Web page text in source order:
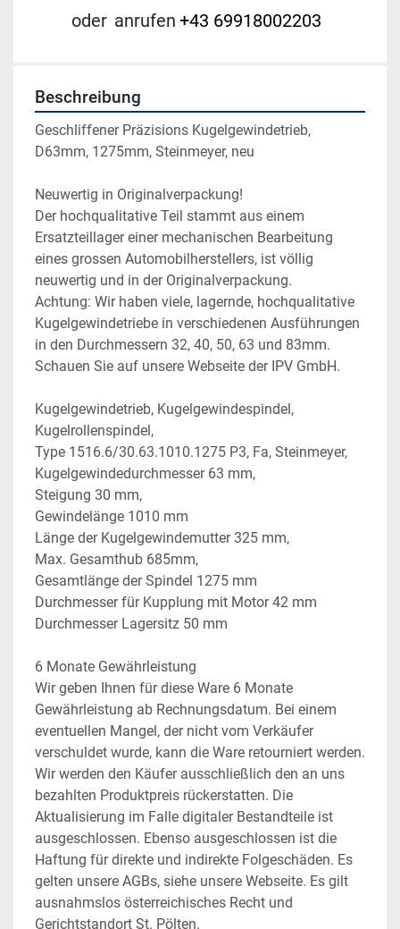
oder anrufen +43 69918002203
Beschreibung
Geschliffener Präzisions Kugelgewindetrieb,
D63mm, 1275mm, Steinmeyer, neu
Neuwertig in Originalverpackung!
Der hochqualitative Teil stammt aus einem
Ersatzteillager einer mechanischen Bearbeitung
eines grossen Automobilherstellers, ist völlig
neuwertig und in der Originalverpackung.
Achtung: Wir haben viele, lagernde, hochqualitative
Kugelgewindetriebe in verschiedenen Ausführungen
in den Durchmessern 32, 40, 50, 63 und 83mm.
Schauen Sie auf unsere Webseite der IPV GmbH.
Kugelgewindetrieb, Kugelgewindespindel,
Kugelrollenspindel,
Type 1516.6/30.63.1010.1275 P3, Fa, Steinmeyer,
Kugelgewindedurchmesser 63 mm,
Steigung 30 mm,
Gewindelänge 1010 mm
Länge der Kugelgewindemutter 325 mm,
Max. Gesamthub 685mm,
Gesamtlänge der Spindel 1275 mm
Durchmesser für Kupplung mit Motor 42 mm
Durchmesser Lagersitz 50 mm
6 Monate Gewährleistung
Wir geben Ihnen für diese Ware 6 Monate
Gewährleistung ab Rechnungsdatum. Bei einem
eventuellen Mangel, der nicht vom Verkäufer
verschuldet wurde, kann die Ware retourniert werden.
Wir werden den Käufer ausschließlich den an uns
bezahlten Produktpreis rückerstatten. Die
Aktualisierung im Falle digitaler Bestandteile ist
ausgeschlossen. Ebenso ausgeschlossen ist die
Haftung für direkte und indirekte Folgeschäden. Es
gelten unsere AGBs, siehe unsere Webseite. Es gilt
ausnahmslos österreichisches Recht und
Gerichtstandort St. Pölten.